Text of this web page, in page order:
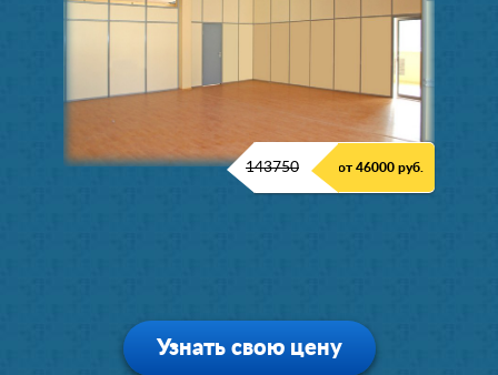
143750 от 46000 руб.
Узнать свою цену